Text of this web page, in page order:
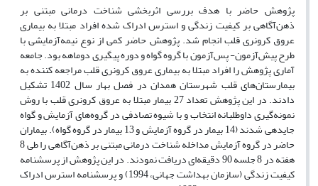
پژوهش حاضر با هدف بررسی اثربخشی شناخت درمانی مبتنی بر
ذهن‌آگاهی بر کیفیت زندگی و استرس ادراک شده افراد مبتلا به بیماری
عروق کرونری قلب انجام شد. پژوهش حاضر کمی از نوع نیمه‌آزمایشی با
طرح پیش‌آزمون- پس‌آزمون با گروه گواه و دوره پیگیری دوماهه بود. جامعه
آماری پژوهش را افراد مبتلا به بیماری عروق کرونری قلب مراجعه کننده به
بیمارستان‌های قلب شهرستان همدان در فصل بهار سال 1402 تشکیل
دادند. در این پژوهش تعداد 27 بیمار مبتلا به عروق کرونری قلب با روش
نمونه‌گیری داوطلبانه انتخاب و با شیوه تصادفی در گروه‌های آزمایش و گواه
جایدهی شدند (14 بیمار در گروه آزمایش و 13 بیمار در گروه گواه). بیماران
حاضر در گروه آزمایش مداخله شناخت درمانی مبتنی بر ذهن‌آگاهی را طی 8
هفته در 8 جلسه 90 دقیقه‌ای دریافت نمودند. در این پژوهش از پرسشنامه
کیفیت زندگی (سازمان بهداشت جهانی، 1994) و پرسشنامه استرس ادراک